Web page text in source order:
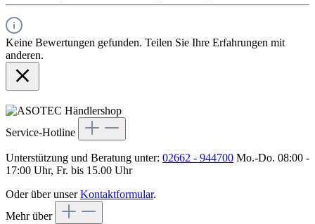
Keine Bewertungen gefunden. Teilen Sie Ihre Erfahrungen mit
anderen.
Service-Hotline
Unterstützung und Beratung unter: 02662 - 944700 Mo.-Do. 08:00 -
17:00 Uhr, Fr. bis 15.00 Uhr
Oder über unserKontaktformular.
Mehr über